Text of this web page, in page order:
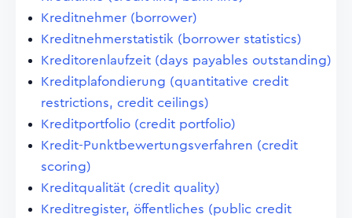
Kreditnehmer (borrower)
Kreditnehmerstatistik (borrower statistics)
Kreditorenlaufzeit (days payables outstanding)
Kreditplafondierung (quantitative credit
restrictions, credit ceilings)
Kreditportfolio (credit portfolio)
Kredit-Punktbewertungsverfahren (credit
scoring)
Kreditqualität (credit quality)
Kreditregister, öffentliches (public credit